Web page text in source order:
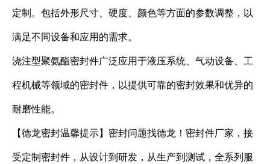
定制。包括外形尺寸、硬度、颜色等方面的参数调整，以
满足不同设备和应用的需求。
浇注型聚氨酯密封件广泛应用于液压系统、气动设备、工
程机械等领域的密封件，以提供可靠的密封效果和优异的
耐磨性能。
【德龙密封温馨提示】密封问题找德龙！密封件厂家，接
受定制密封件，从设计到研发，从生产到测试，全系列服